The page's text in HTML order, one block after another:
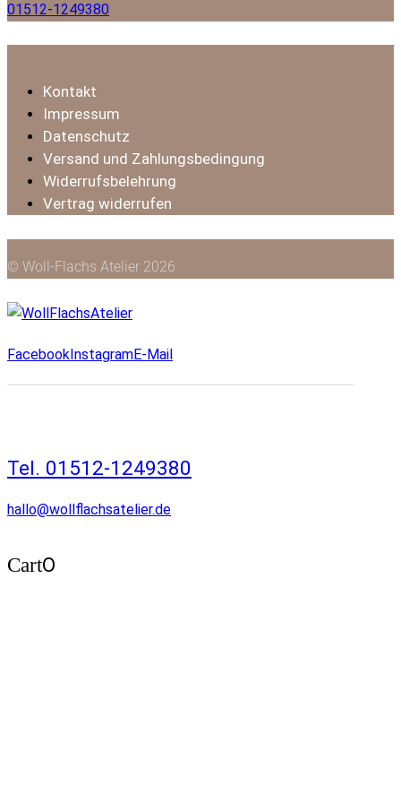
01512-1249380
Kontakt
Impressum
Datenschutz
Versand und Zahlungsbedingung
Widerrufsbelehrung
Vertrag widerrufen
© Woll-Flachs Atelier 2026
FacebookInstagramE-Mail
Tel. 01512-1249380
hallo@wollflachsatelier.de
Cart0